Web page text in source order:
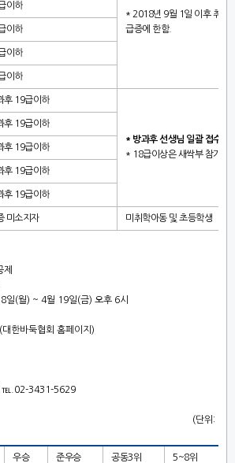
* 2018년 9월 1 일 이후 취득
급증에 한함.
이하
이하
이하
이하
후 19급이하
* 방과후 선생님 일괄 접수
* 18급이상은 새싹부 참가 불
후 19급이하
후 19급이하
후 19급이하
후 19급이하
미소지자 미취학아동 및 초등학생
제
8일(월) ~ 4월 19일(금) 오후 6시
(대한바둑협회 홈페이지 )
℡ .02-3431-5629
내용 (단위 :
우승 준우승 공동3위 5~8위